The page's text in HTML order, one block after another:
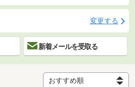
変更する
新着メールを受取る